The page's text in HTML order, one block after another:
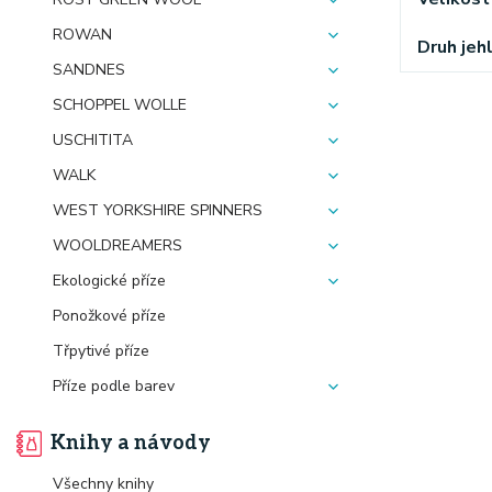
ROWAN
SANDNES
SCHOPPEL WOLLE
USCHITITA
WALK
WEST YORKSHIRE SPINNERS
WOOLDREAMERS
Ekologické příze
Ponožkové příze
Třpytivé příze
Příze podle barev
Knihy a návody
Všechny knihy
Druh